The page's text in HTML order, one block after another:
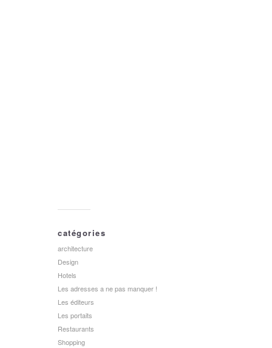
catégories
architecture
Design
Hotels
Les adresses a ne pas manquer !
Les éditeurs
Les portaits
Restaurants
Shopping